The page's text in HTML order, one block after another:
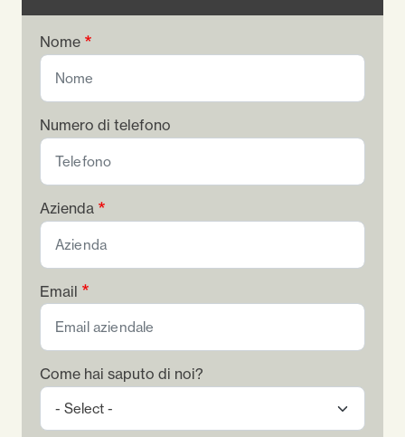
Nome
Numero di telefono
Azienda
Email
Come hai saputo di noi?